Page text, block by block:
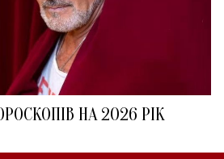
НА 2026 РІК